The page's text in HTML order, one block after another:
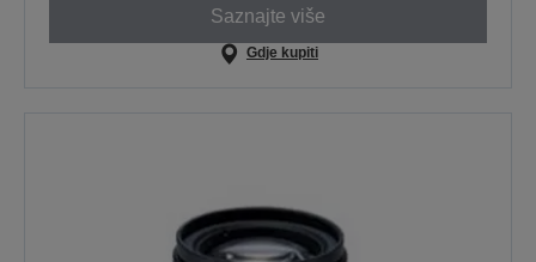
Saznajte više
Gdje kupiti